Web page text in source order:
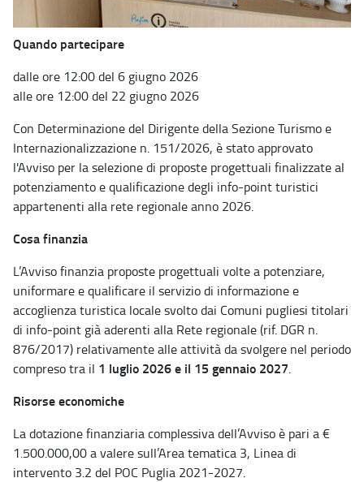
Quando partecipare
dalle ore 12:00 del 6 giugno 2026
alle ore 12:00 del 22 giugno 2026
Con Determinazione del Dirigente della Sezione Turismo e
Internazionalizzazione n. 151/2026, è stato approvato
l'Avviso per la selezione di proposte progettuali finalizzate al
potenziamento e qualificazione degli info-point turistici
appartenenti alla rete regionale anno 2026.
Cosa finanzia
L’Avviso finanzia proposte progettuali volte a potenziare,
uniformare e qualificare il servizio di informazione e
accoglienza turistica locale svolto dai Comuni pugliesi titolari
di info-point già aderenti alla Rete regionale (rif. DGR n.
876/2017) relativamente alle attività da svolgere nel periodo
compreso tra il 1 luglio 2026 e il 15 gennaio 2027.
Risorse economiche
La dotazione finanziaria complessiva dell’Avviso è pari a €
1.500.000,00 a valere sull’Area tematica 3, Linea di
intervento 3.2 del POC Puglia 2021-2027.